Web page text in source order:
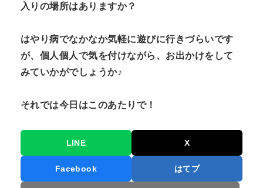
入りの場所はありますか？
はやり病でなかなか気軽に遊びに行きづらいです
が、個人個人で気を付けながら、お出かけをして
みていかがでしょうか♪
それでは今日はこのあたりで！
LINE X
Facebook はてブ